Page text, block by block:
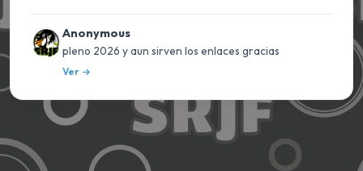
Anonymous
pleno 2026 y aun sirven los enlaces gracias
Ver